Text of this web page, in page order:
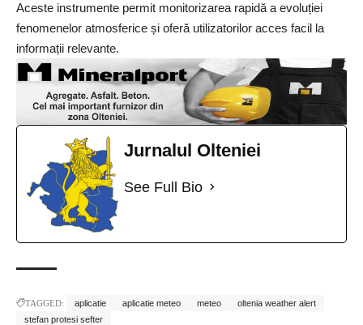
Aceste instrumente permit monitorizarea rapidă a evoluției
fenomenelor atmosferice și oferă utilizatorilor acces facil la
informații relevante.
Jurnalul Olteniei
See Full Bio
TAGGED: aplicatie aplicatie meteo meteo
oltenia weather alert
stefan protesi sefter